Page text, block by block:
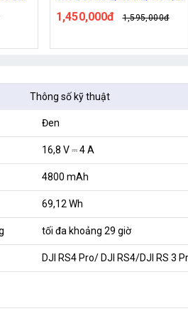
RS 3 Pro – 3028
1,450,000đ 1,595,000đ
Thông số kỹ thuật
Đen
16,8 V ⎓ 4 A
4800 mAh
69,12 Wh
tối đa khoảng 29 giờ
DJI RS4 Pro/ DJI RS4/DJI RS 3